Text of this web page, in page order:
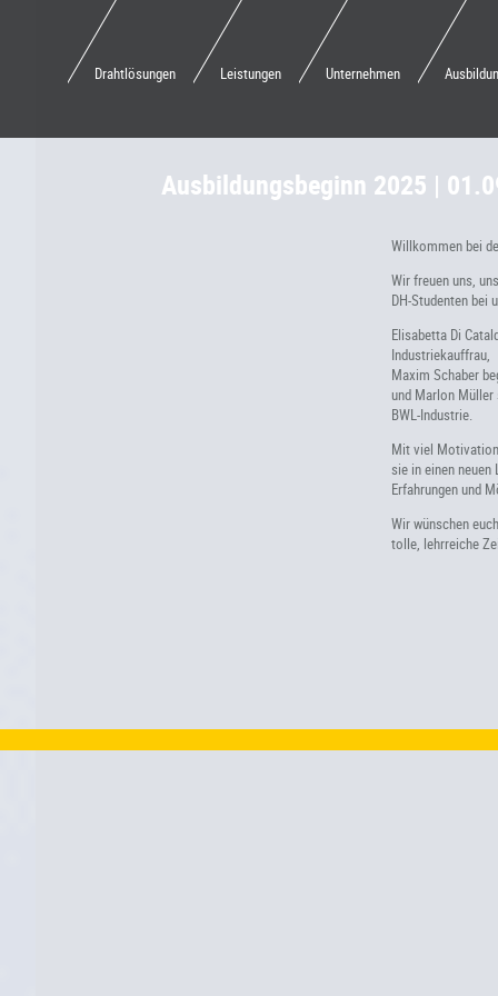
Drahtlösungen Leistungen Unternehmen
Ausbildungsbeginn 2025 |
Willkommen bei
Wir freuen uns,
DH-Studenten bei
Elisabetta Di
Industriekauffrau,
Maxim Schaber
und Marlon
BWL-Industrie.
Mit viel
sie in einen
Erfahrungen und
Wir wünschen
tolle, lehrreiche